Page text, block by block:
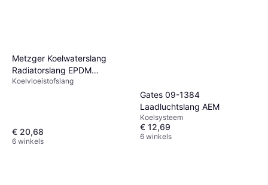
Metzger Koelwaterslang
Radiatorslang EPDM
2420530
Koelvloeistofslang
€ 20,68
6 winkels
Gates 09-1384
Laadluchtslang AEM
Koelsysteem
€ 12,69
6 winkels